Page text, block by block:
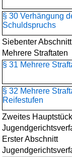
§ 30 Verhängung
Schuldspruchs
Siebenter Abschnitt
Mehrere Straftaten
§ 31 Mehrere
§ 32 Mehrere
Reifestufen
Zweites Hauptstück
Erster Abschnitt